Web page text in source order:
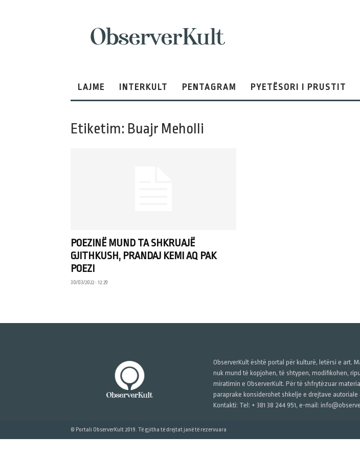
LAJME INTERKULT PENTAGRAM PYETËSORI I PRUSTIT
Etiketim: Buajr Meholli
POEZINË MUND TA SHKRUAJË
GJITHKUSH, PRANDAJ KEMI AQ PAK
POEZI
30/03/2022 • 12:29
ObserverKult është portal për kulturë, letërsi e art.
nuk mund të kopjohen, të shtypen, modifikohen,
miratimin e ObserverKult. Për të shfrytëzuar
paraprake konsiderohet shkelje e drejtave
Kontakti: Tel: + 381 38 244 951, e-mail:
© Portali ObserverKult 2019. Të gjitha të drejtat janë të rezervuara